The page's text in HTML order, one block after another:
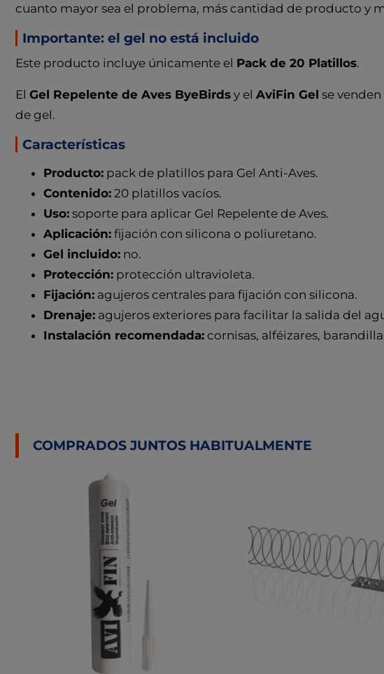
cuanto mayor sea el problema, más cantidad de producto y
Importante: el gel no está incluido
Este producto incluye únicamente el Pack de 20 Platillos.
El Gel Repelente de Aves ByeBirds y el AviFin Gel se
de gel.
Características
Producto: pack de platillos para Gel Anti-Aves.
Contenido: 20 platillos vacíos.
Uso: soporte para aplicar Gel Repelente de Aves.
Aplicación: fijación con silicona o poliuretano.
Gel incluido: no.
Protección: protección ultravioleta.
Fijación: agujeros centrales para fijación con silicona.
Drenaje: agujeros exteriores para facilitar la salida del
Instalación recomendada: cornisas, alféizares,
COMPRADOS JUNTOS HABITUALMENTE